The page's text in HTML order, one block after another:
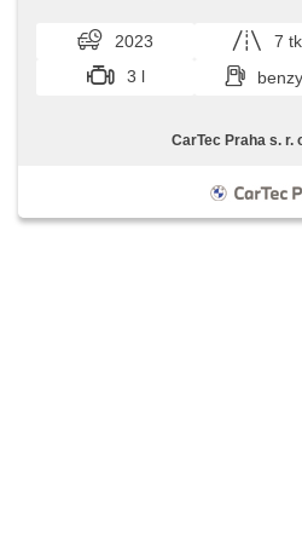
2023 7
3 l
CarTec Praha s. r.